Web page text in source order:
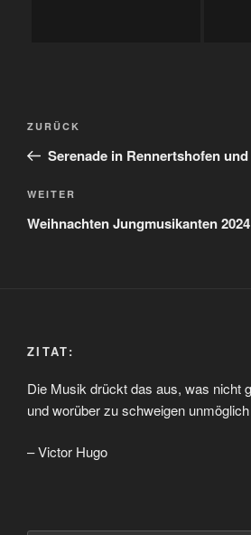
Beitragsnavigation
Vorheriger
Beitrag
ZURÜCK
Serenade in Rennertshofen
Nächster
Beitrag
WEITER
Weihnachten Jungmusikanten 2024
ZITAT:
Die Musik drückt das aus, was nicht
und worüber zu schweigen
– Victor Hugo